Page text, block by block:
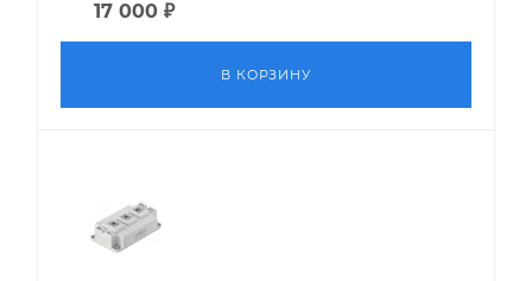
17 000 ₽
В КОРЗИНУ